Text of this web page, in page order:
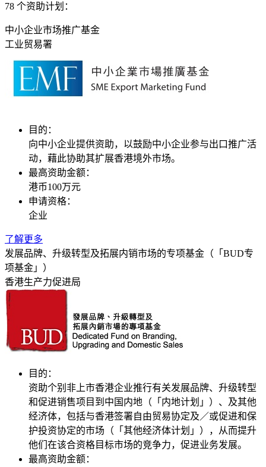
78 个资助计划：
中小企业市场推广基金
工业贸易署
目的：
向中小企业提供资助，以鼓励中小企业参与出口推广活
动，藉此协助其扩展香港境外市场。
最高资助金额：
港币100万元
申请资格：
企业
了解更多
发展品牌、升级转型及拓展内销市场的专项基金（「BUD专
项基金」）
香港生产力促进局
目的：
资助个别非上市香港企业推行有关发展品牌、升级转型
和促进销售项目到中国内地（「内地计划」）、及其他
经济体，包括与香港签署自由贸易协定及／或促进和保
护投资协定的市场（「其他经济体计划」），从而提升
他们在该合资格目标市场的竞争力，促进业务发展。
最高资助金额：